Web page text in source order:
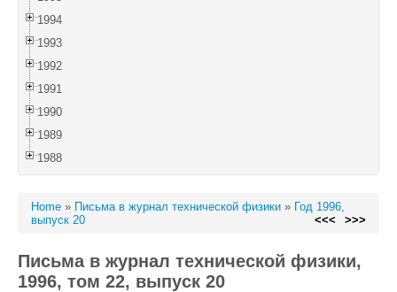
1994
1993
1992
1991
1990
1989
1988
Home » Письма в журнал технической физики » Год 1996,
выпуск 20
<<< >>>
Письма в журнал технической физики,
1996, том 22, выпуск 20